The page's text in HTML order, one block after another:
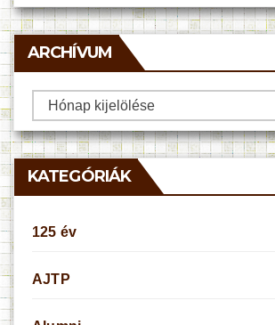
ARCHÍVUM
Archívum
KATEGÓRIÁK
125 év
AJTP